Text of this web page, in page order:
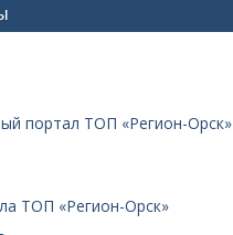
портал ТОП «Регион-Орск»
ТОП «Регион-Орск»